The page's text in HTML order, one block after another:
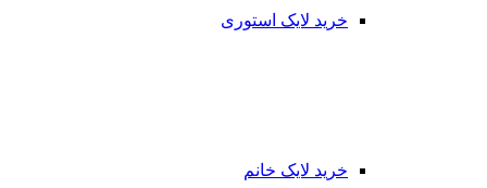
خرید لایک استوری
خرید لایک خانم